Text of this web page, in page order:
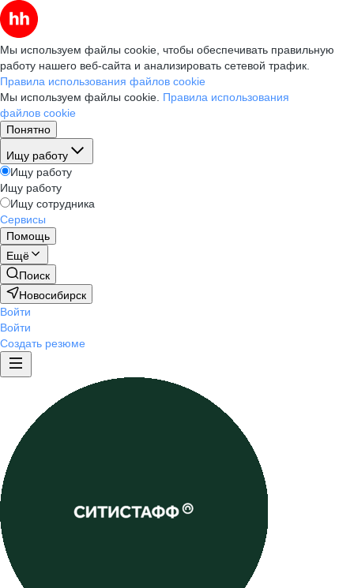
Мы используем файлы cookie, чтобы обеспечивать правильную
работу нашего веб-сайта и анализировать сетевой трафик.
Правила использования файлов cookie
Мы используем файлы cookie. Правила использования
файлов cookie
Понятно
Ищу работу
Ищу работу
Ищу работу
Ищу сотрудника
Сервисы
Помощь
Ещё
Поиск
Новосибирск
Войти
Войти
Создать резюме